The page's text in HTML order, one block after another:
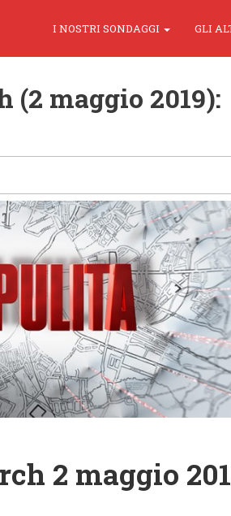
I NOSTRI SONDAGGI GLI
(2 maggio 2019):
2 maggio